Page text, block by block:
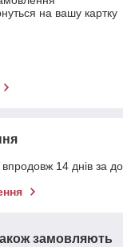
на вашу картку
14 днів за
замовляють